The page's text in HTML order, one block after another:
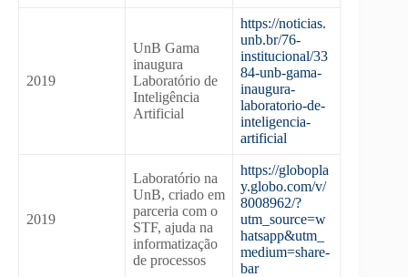
2019
UnB Gama
inaugura
Laboratório de
Inteligência
Artificial
https://noticias.
unb.br/76-
institucional/33
84-unb-gama-
inaugura-
laboratorio-de-
inteligencia-
artificial
2019
Laboratório na
UnB, criado em
parceria com o
STF, ajuda na
informatização
de processos
https://globopla
y.globo.com/v/
8008962/?
utm_source=w
hatsapp&utm_
medium=share-
bar